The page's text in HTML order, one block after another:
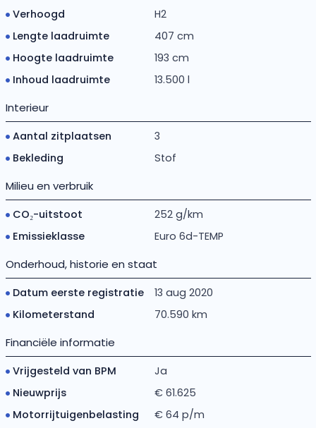
Verhoogd
H2
Lengte laadruimte
407 cm
Hoogte laadruimte
193 cm
Inhoud laadruimte
13.500 l
Interieur
Aantal zitplaatsen
3
Bekleding
Stof
Milieu en verbruik
CO₂-uitstoot
252 g/km
Emissieklasse
Euro 6d-TEMP
Onderhoud, historie en staat
Datum eerste registratie
13 aug 2020
Kilometerstand
70.590 km
Financiële informatie
Vrijgesteld van BPM
Ja
Nieuwprijs
€ 61.625
Motorrijtuigenbelasting
€ 64 p/m